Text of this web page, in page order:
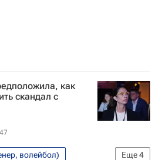
как
скандал с
Еще4
волейбол)